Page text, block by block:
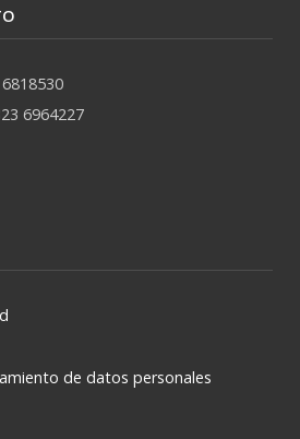
6964227
de datos personales